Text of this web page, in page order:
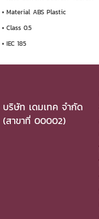
• Material ABS Plastic
• Class 0.5
• IEC 185
บริษัท เดมเทค จำกัด
(สาขาที่ 00002)